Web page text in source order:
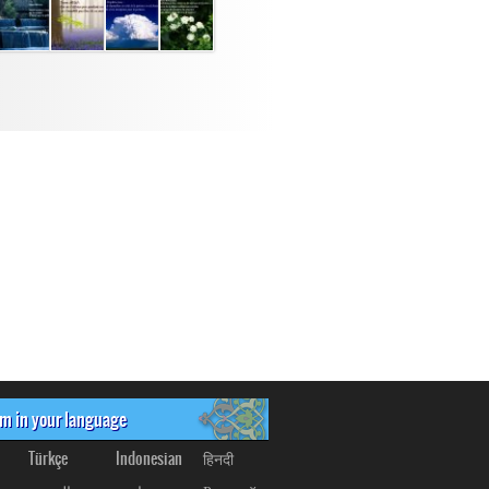
in your language
Türkçe Indonesian
हिनदी